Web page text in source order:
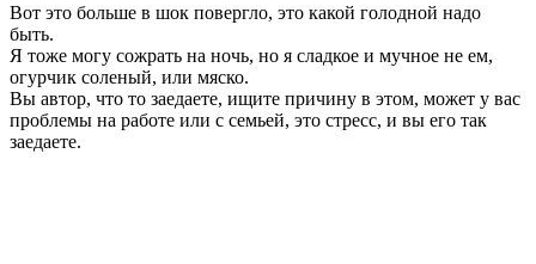
Вот это больше в шок повергло, это какой голодной надо
быть.
Я тоже могу сожрать на ночь, но я сладкое и мучное не ем,
огурчик соленый, или мяско.
Вы автор, что то заедаете, ищите причину в этом, может у вас
проблемы на работе или с семьей, это стресс, и вы его так
заедаете.